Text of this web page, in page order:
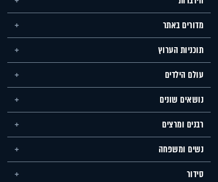
מדורים באתר
תוכניות הערוץ
עולם הילדים
נושאים שונים
רבנים ומרצים
נשים ומשפחה
סידור